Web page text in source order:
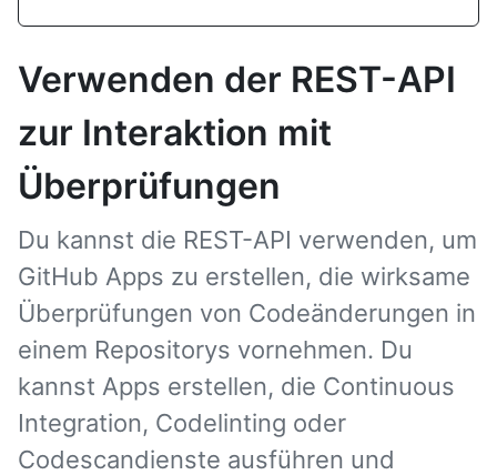
Verwenden der REST-API
zur Interaktion mit
Überprüfungen
Du kannst die REST-API verwenden, um
GitHub Apps zu erstellen, die wirksame
Überprüfungen von Codeänderungen in
einem Repositorys vornehmen. Du
kannst Apps erstellen, die Continuous
Integration, Codelinting oder
Codescandienste ausführen und